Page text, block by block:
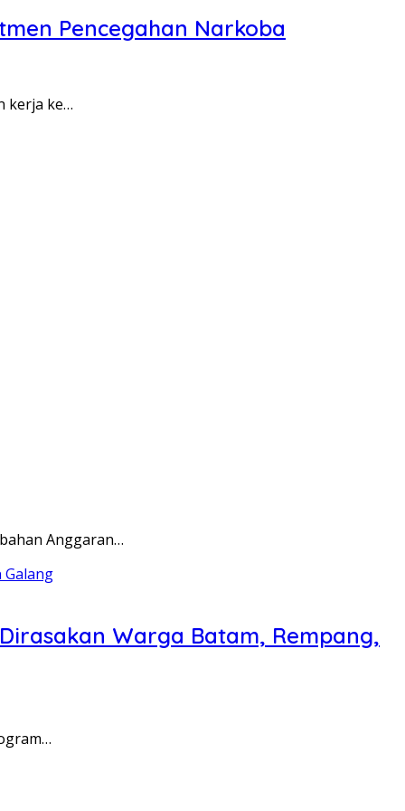
Pencegahan Narkoba
kerja ke…
Anggaran…
Warga Batam, Rempang,